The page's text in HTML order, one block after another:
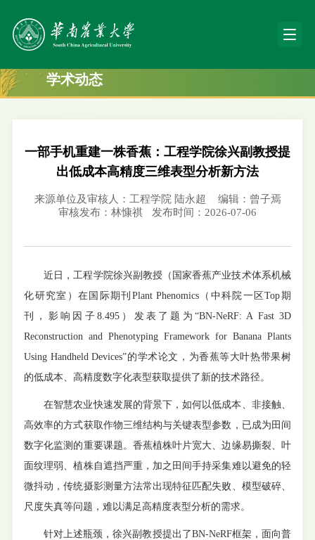
学术动态
一部手机重建一株香蕉：工程学院徐兴副教授提
出低成本高精度三维表型分析新方法
来源单位及审核人：工程学院 陆永超
编辑：曾子焉
审核发布：林慷祺
发布时间：2026-07-06
近日，工程学院徐兴副教授（国家香蕉产业技术体系机械
化研究室）在国际期刊Plant Phenomics（中科院一区Top期
刊，影响因子8.495）发表了题为“BN-NeRF: A Fast 3D
Reconstruction and Phenotyping Framework for Banana Plants
Using Handheld Devices”的学术论文，为香蕉等大叶热带果树
的低成本、高精度数字化表型获取提供了新的技术路径。
在智慧农业快速发展的背景下，如何以低成本、非接触、
高效率的方式获取作物三维结构与关键表型参数，已成为田间
数字化监测的重要课题。香蕉植株叶片宽大、边缘易撕裂、叶
面纹理弱、植株自遮挡严重，加之田间手持采集难以避免的轻
微抖动，传统摄影测量方法常出现特征匹配失败、模型破碎、
尺度失真等问题，难以满足高精度表型分析的需求。
针对上述瓶颈，徐兴副教授提出了BN-NeRF框架，面向普